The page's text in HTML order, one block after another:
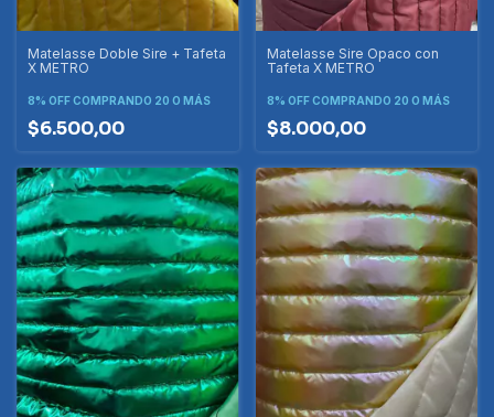
Matelasse Doble Sire + Tafeta
X METRO
8% OFFCOMPRANDO 20 O MÁS
$6.500,00
Matelasse Sire Opaco con
Tafeta X METRO
8% OFF COMPRANDO 20 O MÁS
$8.000,00